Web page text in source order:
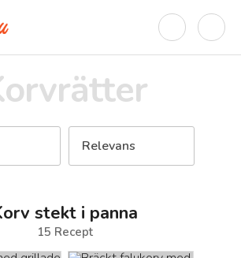
Relevans
stekt i panna
15 Recept